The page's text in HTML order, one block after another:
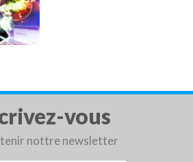
vous
nottre newsletter